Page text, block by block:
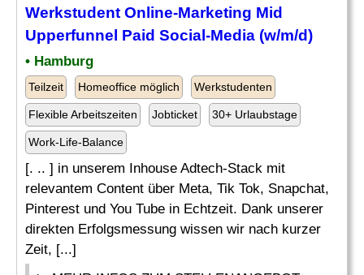
Werkstudent Online-Marketing Mid
Upperfunnel Paid Social-Media (w/m/d)
• Hamburg
Teilzeit Homeoffice möglich Werkstudenten
Flexible Arbeitszeiten Jobticket 30+ Urlaubstage
Work-Life-Balance
[. .. ] in unserem Inhouse Adtech-Stack mit
relevantem Content über Meta, Tik Tok, Snapchat,
Pinterest und You Tube in Echtzeit. Dank unserer
direkten Erfolgsmessung wissen wir nach kurzer
Zeit, [...]